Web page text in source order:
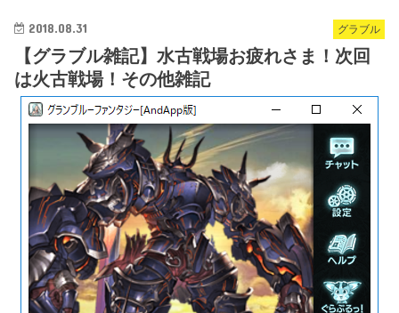
グラブル
2018.08.31
【グラブル雑記】水古戦場お疲れさま！次回
は火古戦場！その他雑記